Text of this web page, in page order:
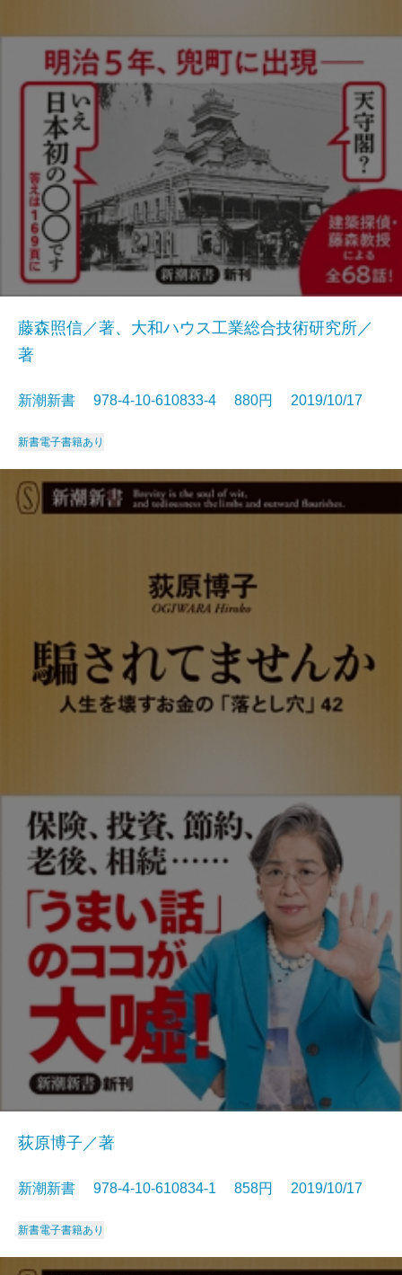
藤森照信／著、大和ハウス工業総合技術研究所／
著
新潮新書 978-4-10-610833-4 880円 2019/10/17
新書電子書籍あり
荻原博子／著
新潮新書 978-4-10-610834-1 858円 2019/10/17
新書電子書籍あり